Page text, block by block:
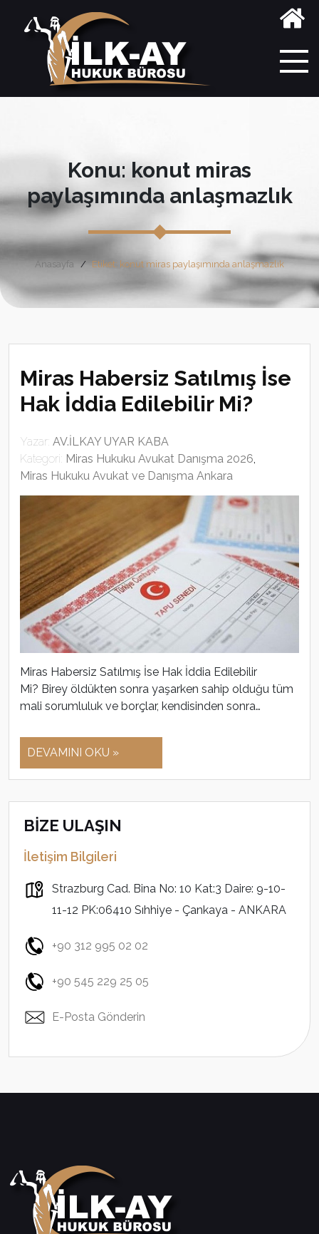
Konu: konut miras
paylaşımında anlaşmazlık
Anasayfa Etiket: konut miras paylaşımında anlaşmazlık
Miras Habersiz Satılmış İse
Hak İddia Edilebilir Mi?
Yazar: AV.İLKAY UYAR KABA
Kategori: Miras Hukuku Avukat Danışma 2026,
Miras Hukuku Avukat ve Danışma Ankara
Miras Habersiz Satılmış İse Hak İddia Edilebilir
Mi? Birey öldükten sonra yaşarken sahip olduğu tüm
mali sorumluluk ve borçlar, kendisinden sonra…
DEVAMINI OKU »
BİZE ULAŞIN
İletişim Bilgileri
Strazburg Cad. Bina No: 10 Kat:3 Daire: 9-10-
11-12 PK:06410 Sıhhiye - Çankaya - ANKARA
+90 312 995 02 02
+90 545 229 25 05
E-Posta Gönderin